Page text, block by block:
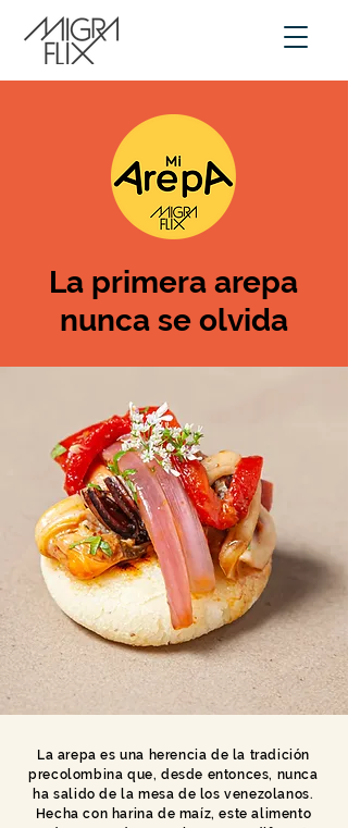
La primera arepa
nunca se olvida
La arepa es una herencia de la tradición
precolombina que, desde entonces, nunca
ha salido de la mesa de los venezolanos.
Hecha con harina de maíz, este alimento